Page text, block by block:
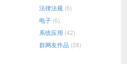
法律法规 (6)
电子 (6)
系统应用 (42)
群网友作品 (28)